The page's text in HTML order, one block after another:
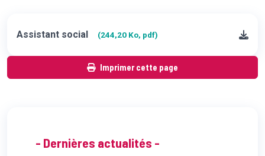
Assistant social (244,20 Ko, pdf)
Imprimer cette page
- Dernières actualités -